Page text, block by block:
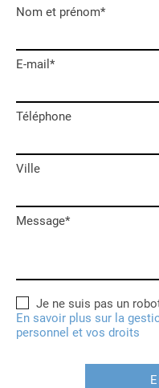
Nom et prénom*
E-mail*
Téléphone
Ville
Message*
Je ne suis pas un
En savoir plus sur la
personnel et vos droits